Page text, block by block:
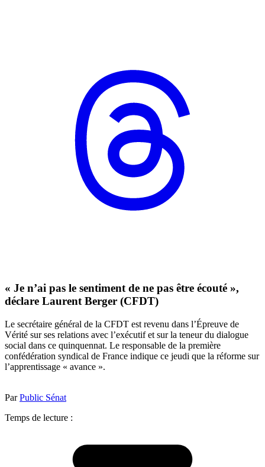
« Je n’ai pas le sentiment de ne pas être écouté »,
déclare Laurent Berger (CFDT)
Le secrétaire général de la CFDT est revenu dans l’Épreuve de
Vérité sur ses relations avec l’exécutif et sur la teneur du dialogue
social dans ce quinquennat. Le responsable de la première
confédération syndical de France indique ce jeudi que la réforme sur
l’apprentissage « avance ».
ParPublic Sénat
Temps de lecture :